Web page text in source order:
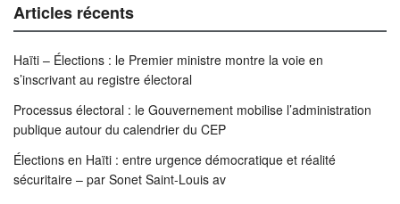
Articles récents
Haïti – Élections : le Premier ministre montre la voie en
s’inscrivant au registre électoral
Processus électoral : le Gouvernement mobilise l’administration
publique autour du calendrier du CEP
Élections en Haïti : entre urgence démocratique et réalité
sécuritaire – par Sonet Saint-Louis av